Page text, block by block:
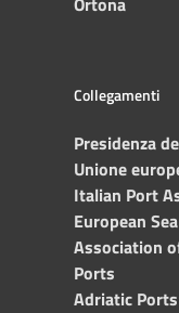
Collegamenti
Presidenza
Unione
Italian Port
European
Association
Ports
Adriatic